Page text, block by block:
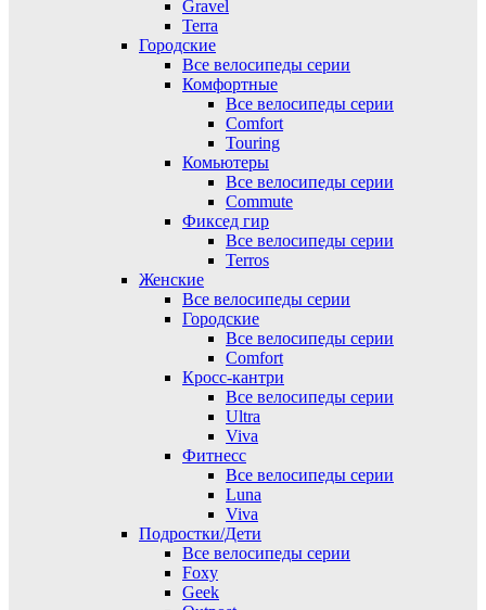
Gravel
Terra
Городские
Все велосипеды серии
Комфортные
Все велосипеды серии
Comfort
Touring
Комьютеры
Все велосипеды серии
Commute
Фиксед гир
Все велосипеды серии
Terros
Женские
Все велосипеды серии
Городские
Все велосипеды серии
Comfort
Кросс-кантри
Все велосипеды серии
Ultra
Viva
Фитнесс
Все велосипеды серии
Luna
Viva
Подростки/Дети
Все велосипеды серии
Foxy
Geek